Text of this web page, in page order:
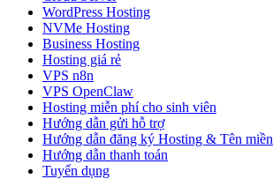
WordPress Hosting
NVMe Hosting
Business Hosting
Hosting giá rẻ
VPS n8n
VPS OpenClaw
Hosting miễn phí cho sinh viên
Hướng dẫn gửi hỗ trợ
Hướng dẫn đăng ký Hosting & Tên miền
Hướng dẫn thanh toán
Tuyển dụng